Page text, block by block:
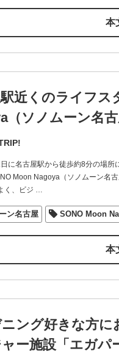
本
近くのライフス
（ソノムーン名
に名古屋駅から徒歩約8分の場所
Moon Nagoya（ソノムーン名
く、ビジ …
ン名古屋 SONO Moon
本
ング好きな方に
ー施設「エガパ